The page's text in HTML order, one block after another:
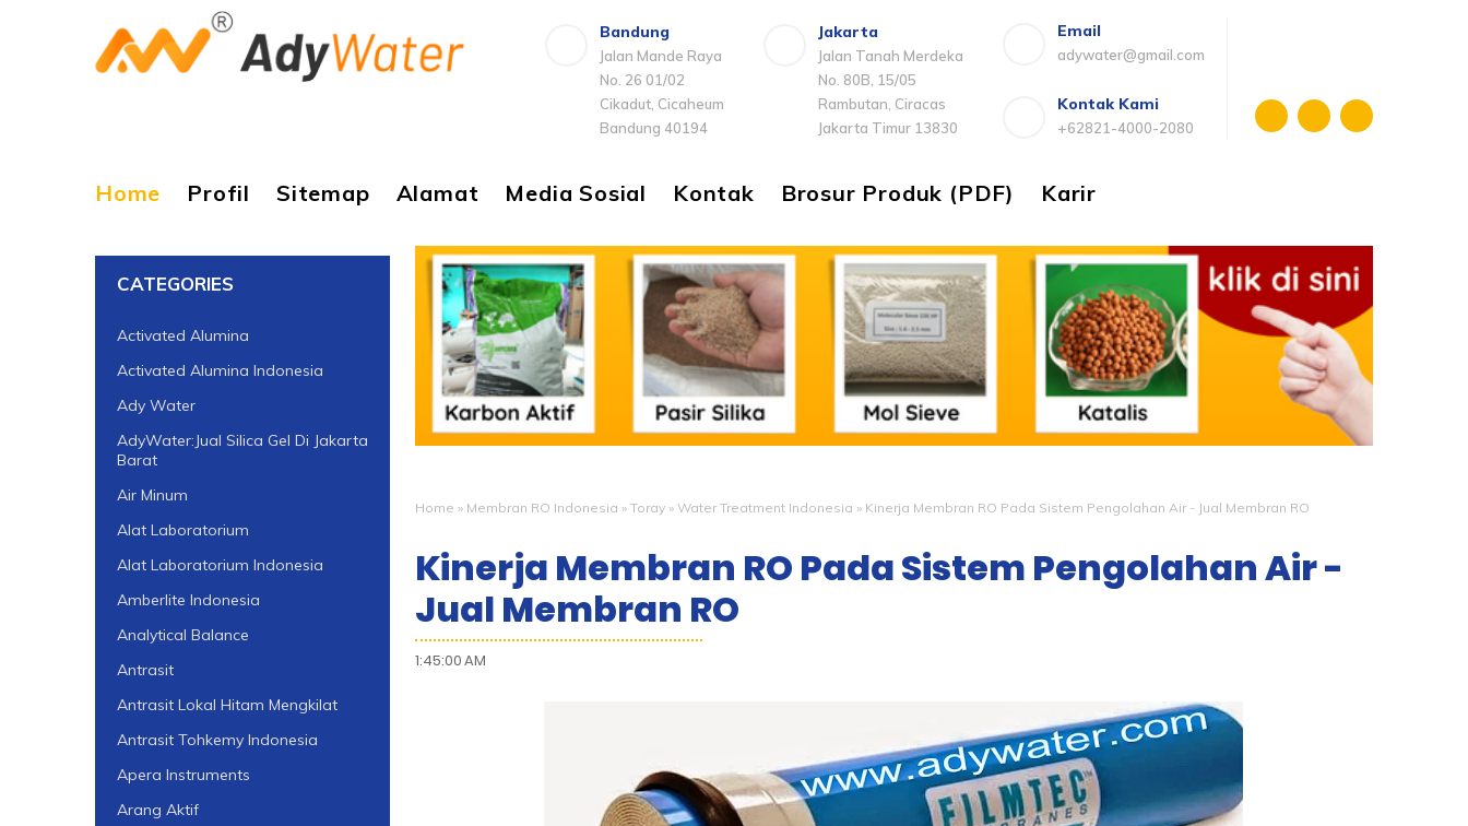
Bandung
Jalan Mande Raya
No. 26 01/02
Cikadut, Cicaheum
Bandung 40194
Jakarta
Jalan Tanah Merdeka
No. 80B, 15/05
Rambutan, Ciracas
Jakarta Timur 13830
Email
adywater@gmail.com
Kontak Kami
+62821-4000-2080
Home Profil Sitemap Alamat Media Sosial Kontak Brosur Produk (PDF) Karir
Home » Membran RO Indonesia » Toray» Water Treatment Indonesia » Kinerja Membran RO Pada Sistem Pengolahan Air - Jual Membran RO
Kinerja Membran RO Pada Sistem Pengolahan Air -
Jual Membran RO
1:45:00 AM
CATEGORIES
Activated Alumina
Activated Alumina Indonesia
Ady Water
AdyWater:Jual Silica Gel Di Jakarta
Barat
Air Minum
Alat Laboratorium
Alat Laboratorium Indonesia
Amberlite Indonesia
Analytical Balance
Antrasit
Antrasit Lokal Hitam Mengkilat
Antrasit Tohkemy Indonesia
Apera Instruments
Arang Aktif